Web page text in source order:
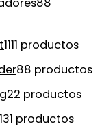
88
1111 productos
88 productos
22 productos
31 productos